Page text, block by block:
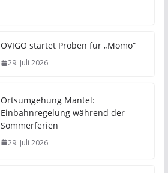
OVIGO startet Proben für „Momo“
29. Juli 2026
Ortsumgehung Mantel:
Einbahnregelung während der
Sommerferien
29. Juli 2026